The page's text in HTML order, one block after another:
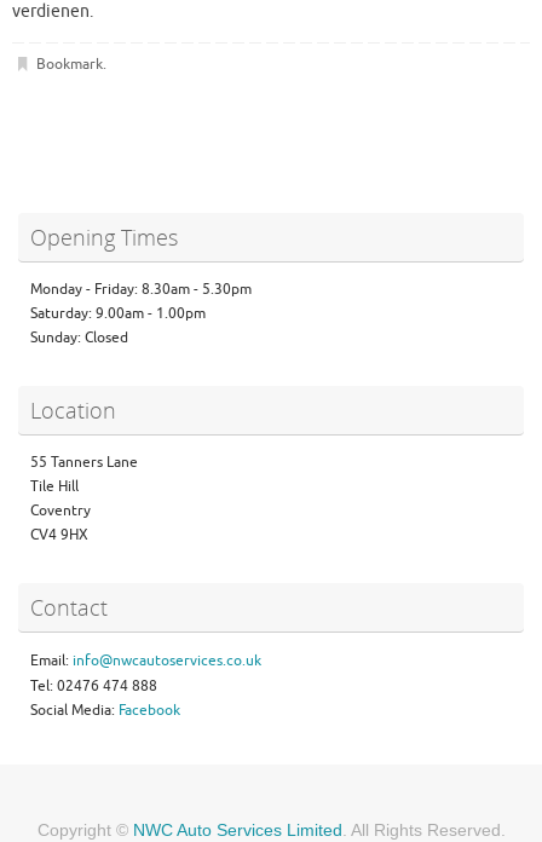
verdienen.
Bookmark.
Opening Times
Monday - Friday: 8.30am - 5.30pm
Saturday: 9.00am - 1.00pm
Sunday: Closed
Location
55 Tanners Lane
Tile Hill
Coventry
CV4 9HX
Contact
Email: info@nwcautoservices.co.uk
Tel: 02476 474 888
Social Media: Facebook
Copyright © NWC Auto Services Limited . All Rights Reserved.